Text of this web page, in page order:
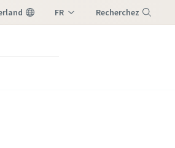
FR Recherchez